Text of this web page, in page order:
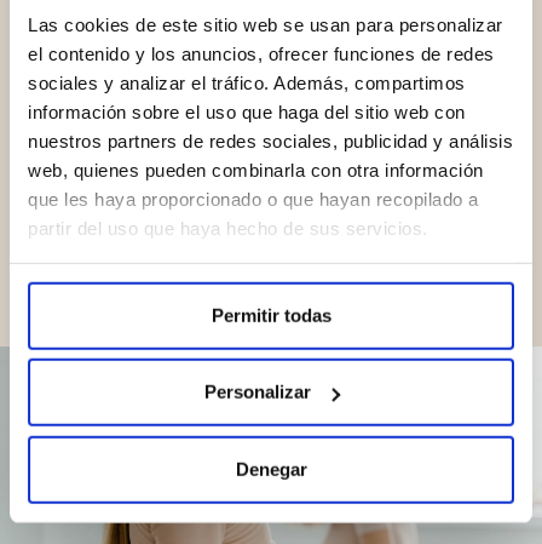
Las cookies de este sitio web se usan para personalizar
el contenido y los anuncios, ofrecer funciones de redes
sociales y analizar el tráfico. Además, compartimos
información sobre el uso que haga del sitio web con
nuestros partners de redes sociales, publicidad y análisis
web, quienes pueden combinarla con otra información
que les haya proporcionado o que hayan recopilado a
partir del uso que haya hecho de sus servicios.
Permitir todas
Personalizar
Denegar
necesidad de cirugías ni extracciones. Con esto
prevenimos problemas de salud y logramos un rostro
más armónico.
Orthotropics es un tratamiento que aplicado de
manera preventiva transforma el desarrollo dental de
los más pequeños de la familia en un camino natural
e indoloro.